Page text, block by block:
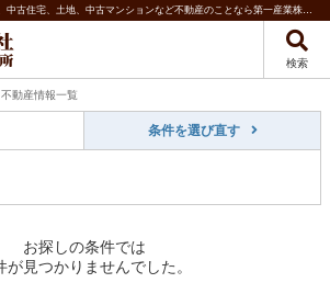
白幡小学校｜川崎市の新築一戸建、中古住宅、土地、中古マンションなど不動産のことなら第一産業株式会社 中原営業所
検索
不動産情報一覧
条件を選び直す
お探しの条件では
が見つかりませんでした。